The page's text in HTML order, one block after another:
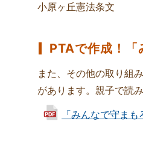
小原ヶ丘憲法条文
PTAで作成！「
また、その他の取り組
があります。親子で読
「みんなで守ま